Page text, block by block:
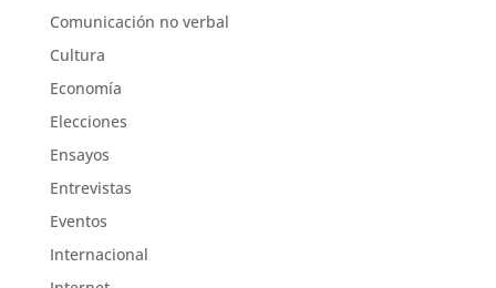
Comunicación no verbal
Cultura
Economía
Elecciones
Ensayos
Entrevistas
Eventos
Internacional